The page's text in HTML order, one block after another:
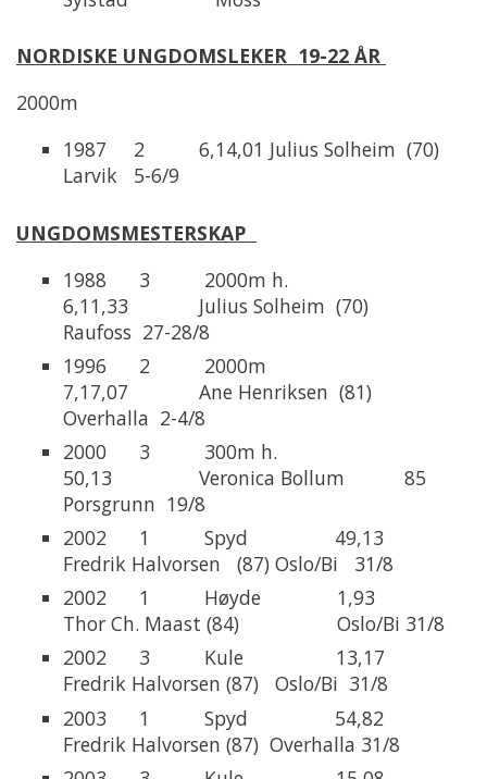
NORDISKE UNGDOMSLEKER 19-22 ÅR
2000m
1987 2 6,14,01 Julius Solheim (70)
Larvik 5-6/9
UNGDOMSMESTERSKAP
1988 3 2000m h.
6,11,33 Julius Solheim (70)
Raufoss 27-28/8
1996 2 2000m
7,17,07 Ane Henriksen (81)
Overhalla 2-4/8
2000 3 300m h.
50,13 Veronica Bollum 85
Porsgrunn 19/8
2002 1 Spyd 49,13
Fredrik Halvorsen (87) Oslo/Bi 31/8
2002 1 Høyde 1,93
Thor Ch. Maast (84) Oslo/Bi 31/8
2002 3 Kule 13,17
Fredrik Halvorsen (87) Oslo/Bi 31/8
2003 1 Spyd 54,82
Fredrik Halvorsen (87) Overhalla 31/8